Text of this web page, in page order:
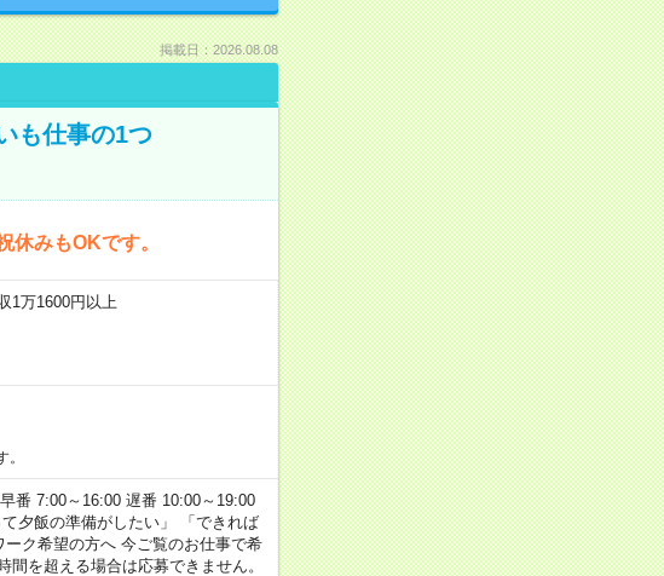
掲載日：2026.08.08
も仕事の1つ
みもOKです。
万1600円以上
番 7:00～16:00 遅番 10:00～19:00
夕飯の準備がしたい」 「できれば
ク希望の方へ 今ご覧のお仕事で希
を超える場合は応募できません。